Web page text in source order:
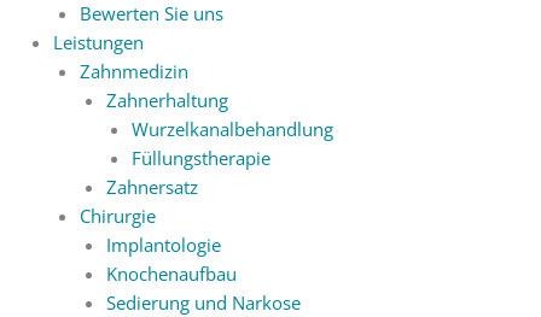
Bewerten Sie uns
Leistungen
Zahnmedizin
Zahnerhaltung
Wurzelkanalbehandlung
Füllungstherapie
Zahnersatz
Chirurgie
Implantologie
Knochenaufbau
Sedierung und Narkose